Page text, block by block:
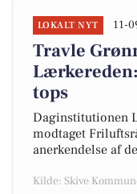
LOKALT NYT 11-
Travle
tops
Daginstitutionen
modtaget
anerkendelse af
Kilde: Skive